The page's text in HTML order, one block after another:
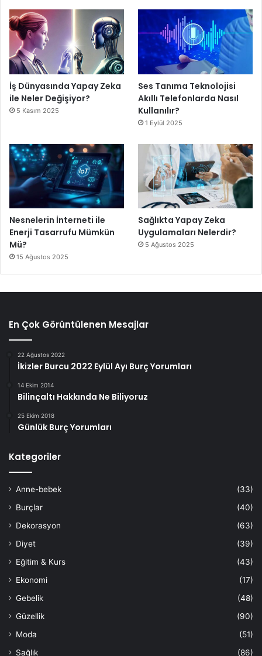
İş Dünyasında Yapay Zeka
ile Neler Değişiyor?
5 Kasım 2025
Ses Tanıma Teknolojisi
Akıllı Telefonlarda Nasıl
Kullanılır?
1 Eylül 2025
Nesnelerin İnterneti ile
Enerji Tasarrufu Mümkün
Mü?
15 Ağustos 2025
Sağlıkta Yapay Zeka
Uygulamaları Nelerdir?
5 Ağustos 2025
En Çok Görüntülenen Mesajlar
22 Ağustos 2022
İkizler Burcu 2022 Eylül Ayı Burç Yorumları
14 Ekim 2014
Bilinçaltı Hakkında Ne Biliyoruz
25 Ekim 2018
Günlük Burç Yorumları
Kategoriler
Anne-bebek
(33)
Burçlar
(40)
Dekorasyon
(63)
Diyet
(39)
Eğitim & Kurs
(43)
Ekonomi
(17)
Gebelik
(48)
Güzellik
(90)
Moda
(51)
Sağlık
(86)